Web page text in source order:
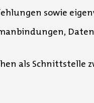
sowie
als Schnittstelle